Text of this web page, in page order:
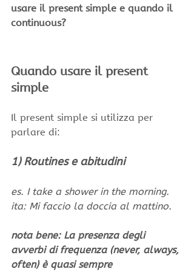
usare il present simple e quando il
continuous?
Quando usare il present
simple
Il present simple si utilizza per
parlare di:
1) Routines e abitudini
es. I take a shower in the morning.
ita: Mi faccio la doccia al mattino.
nota bene: La presenza degli
avverbi di frequenza (never, always,
often) è quasi sempre